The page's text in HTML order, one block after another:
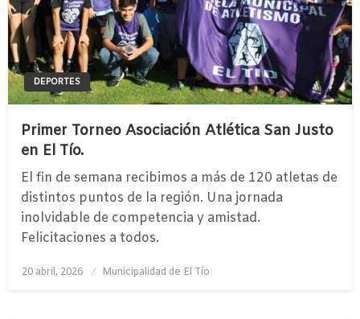
DEPORTES
Primer Torneo Asociación Atlética San Justo
en El Tío.
El fin de semana recibimos a más de 120 atletas de
distintos puntos de la región. Una jornada
inolvidable de competencia y amistad.
Felicitaciones a todos.
Publicado
20 abril, 2026 Municipalidad de El Tío